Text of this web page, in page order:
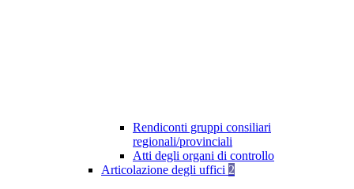
Rendiconti gruppi consiliari
regionali/provinciali
Atti degli organi di controllo
Articolazione degli uffici 2